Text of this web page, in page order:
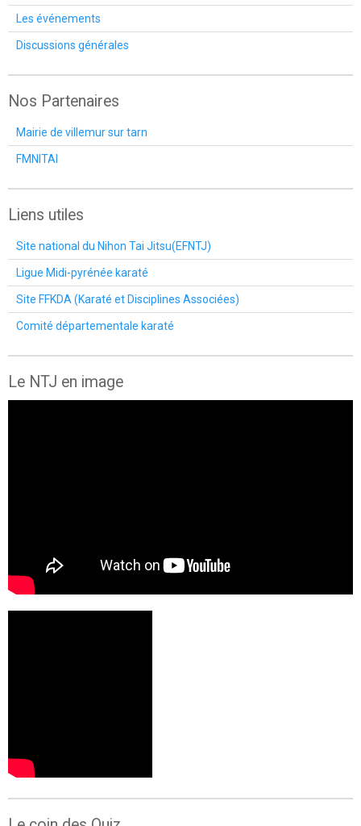
Les événements
Discussions générales
Nos Partenaires
Mairie de villemur sur tarn
FMNITAI
Liens utiles
Site national du Nihon Tai Jitsu(EFNTJ)
Ligue Midi-pyrénée karaté
Site FFKDA (Karaté et Disciplines Associées)
Comité départementale karaté
Le NTJ en image